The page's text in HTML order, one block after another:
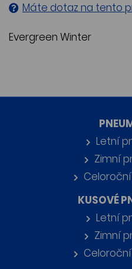
Máte dotaz na tento
Evergreen Winter
Letní
Zimní
KUSOVÉ
Letní
Zimní